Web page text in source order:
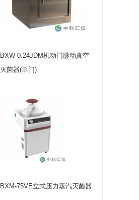
BXW-0.24JDM机动门脉动真空
灭菌器(单门)
BXM-75VE立式压力蒸汽灭菌器